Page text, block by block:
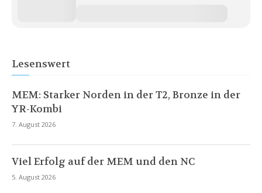
Lesenswert
MEM: Starker Norden in der T2, Bronze in der
YR-Kombi
7. August 2026
Viel Erfolg auf der MEM und den NC
5. August 2026